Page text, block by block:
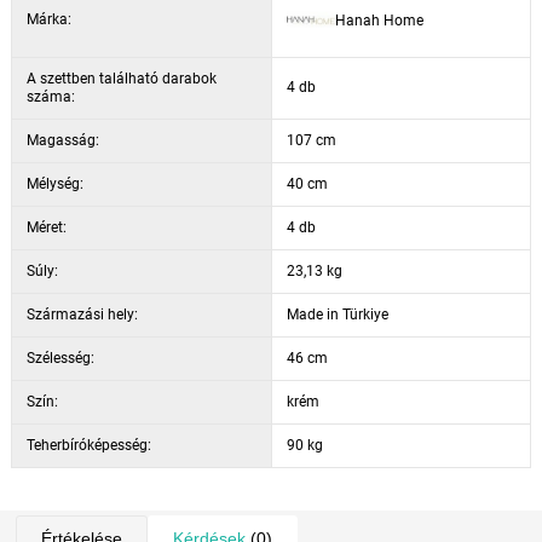
Márka: Hanah Home
A szettben található darabok
száma:
4 db
Magasság: 107 cm
Mélység: 40 cm
Méret: 4 db
Súly: 23,13 kg
Származási hely: Made in Türkiye
Szélesség: 46 cm
Szín: krém
Teherbíróképesség: 90 kg